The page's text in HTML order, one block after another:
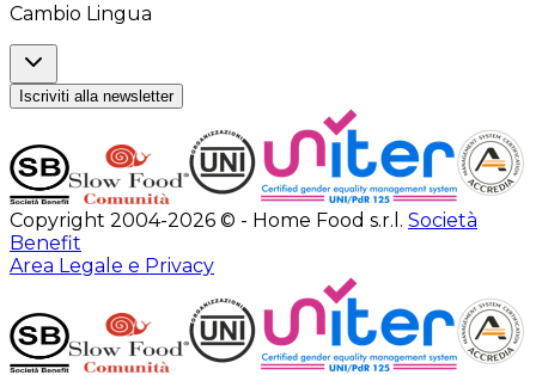
Cambio Lingua
Iscriviti alla newsletter
Copyright 2004-2026 © - Home Food s.r.l. Società
Benefit
Area Legale e Privacy